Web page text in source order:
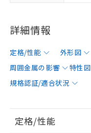
詳細情報
定格/性能 外形図
周囲金属の影響
特性図
規格認証/適合状況
定格/性能